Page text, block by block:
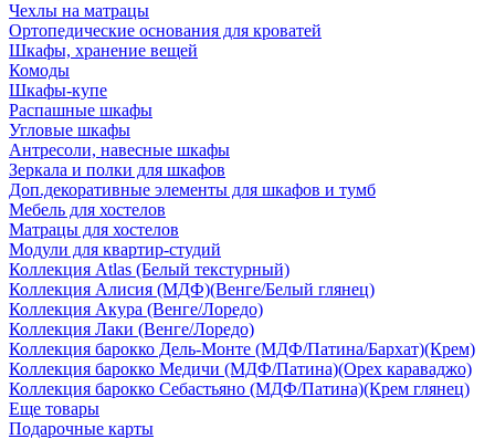
Чехлы на матрацы
Ортопедические основания для кроватей
Шкафы, хранение вещей
Комоды
Шкафы-купе
Распашные шкафы
Угловые шкафы
Антресоли, навесные шкафы
Зеркала и полки для шкафов
Доп.декоративные элементы для шкафов и тумб
Мебель для хостелов
Матрацы для хостелов
Модули для квартир-студий
Коллекция Atlas (Белый текстурный)
Коллекция Алисия (МДФ)(Венге/Белый глянец)
Коллекция Акура (Венге/Лоредо)
Коллекция Лаки (Венге/Лоредо)
Коллекция барокко Дель-Монте (МДФ/Патина/Бархат)(Крем)
Коллекция барокко Медичи (МДФ/Патина)(Орех караваджо)
Коллекция барокко Себастьяно (МДФ/Патина)(Крем глянец)
Еще товары
Подарочные карты